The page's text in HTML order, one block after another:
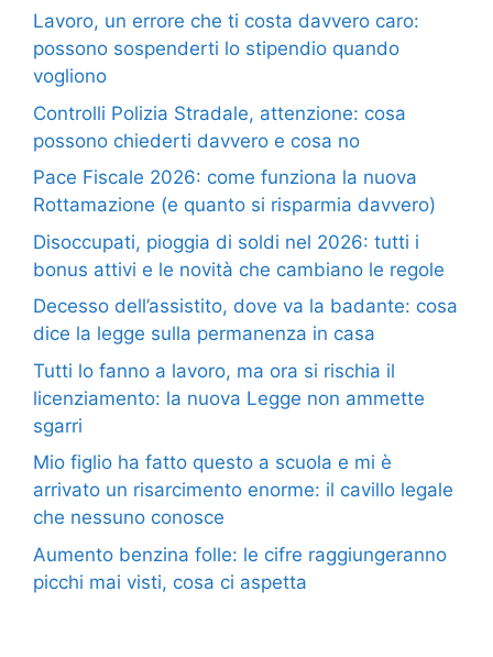
Lavoro, un errore che ti costa davvero caro:
possono sospenderti lo stipendio quando
vogliono
Controlli Polizia Stradale, attenzione: cosa
possono chiederti davvero e cosa no
Pace Fiscale 2026: come funziona la nuova
Rottamazione (e quanto si risparmia davvero)
Disoccupati, pioggia di soldi nel 2026: tutti i
bonus attivi e le novità che cambiano le regole
Decesso dell’assistito, dove va la badante: cosa
dice la legge sulla permanenza in casa
Tutti lo fanno a lavoro, ma ora si rischia il
licenziamento: la nuova Legge non ammette
sgarri
Mio figlio ha fatto questo a scuola e mi è
arrivato un risarcimento enorme: il cavillo legale
che nessuno conosce
Aumento benzina folle: le cifre raggiungeranno
picchi mai visti, cosa ci aspetta